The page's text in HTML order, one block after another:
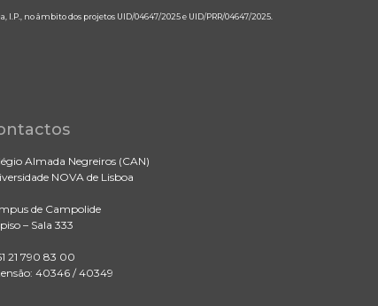
no âmbito dos projetos UID/04647/2025 e UID/PRR/04647/2025.
Almada Negreiros (CAN)
NOVA de Lisboa
de Campolide
– Sala 333
21 790 83 00
40346 / 40349